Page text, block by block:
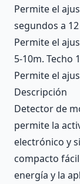
Permite el
segundos a
Permite el
5-10m. Techo
Permite el
Descripción
Detector de
permite la
electrónico y
compacto
energía y la